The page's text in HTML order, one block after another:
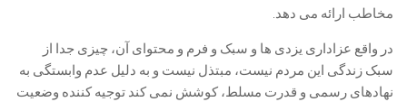
مخاطب ارائه می دهد.
در واقع عزاداری یزدی ها و سبک و فرم و محتوای آن، چیزی جدا از
سبک زندگی این مردم نیست، مبتذل نیست و به دلیل عدم وابستگی به
نهادهای رسمی و قدرت مسلط، کوشش نمی کند توجیه کننده وضعیت